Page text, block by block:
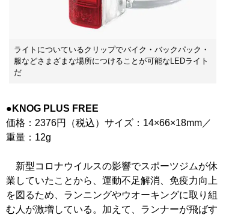
ライトについているクリップでバイク・バックパック・
服などさまざまな場所につけることが可能なLEDライト
だ
●KNOG PLUS FREE
価格：2376円（税込）サイズ：14×66×18mm／
重量：12g
新型コロナウイルスの影響でスポーツジムが休
業していたことから、運動不足解消、免疫力向上
を図るため、ランニングやウオーキングに取り組
む人が激増している。加えて、ランナーが飛ばす